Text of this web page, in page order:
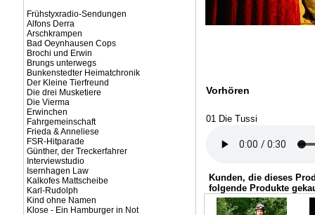
Frühstyxradio-Sendungen
Alfons Derra
Arschkrampen
Bad Oeynhausen Cops
Brochi und Erwin
Brungs unterwegs
Bunkenstedter Heimatchronik
Der Kleine Tierfreund
Die drei Musketiere
Die Vierma
Erwinchen
Fahrgemeinschaft
Frieda & Anneliese
FSR-Hitparade
Günther, der Treckerfahrer
Interviewstudio
Isernhagen Law
Kalkofes Mattscheibe
Karl-Rudolph
Kind ohne Namen
Klose - Ein Hamburger in Not
Vorhören
01 Die Tussi
Kunden, die dieses
folgende Produkte